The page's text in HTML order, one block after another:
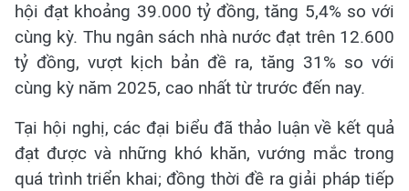
hội đạt khoảng 39.000 tỷ đồng, tăng 5,4% so với
cùng kỳ. Thu ngân sách nhà nước đạt trên 12.600
tỷ đồng, vượt kịch bản đề ra, tăng 31% so với
cùng kỳ năm 2025, cao nhất từ trước đến nay.
Tại hội nghị, các đại biểu đã thảo luận về kết quả
đạt được và những khó khăn, vướng mắc trong
quá trình triển khai; đồng thời đề ra giải pháp tiếp